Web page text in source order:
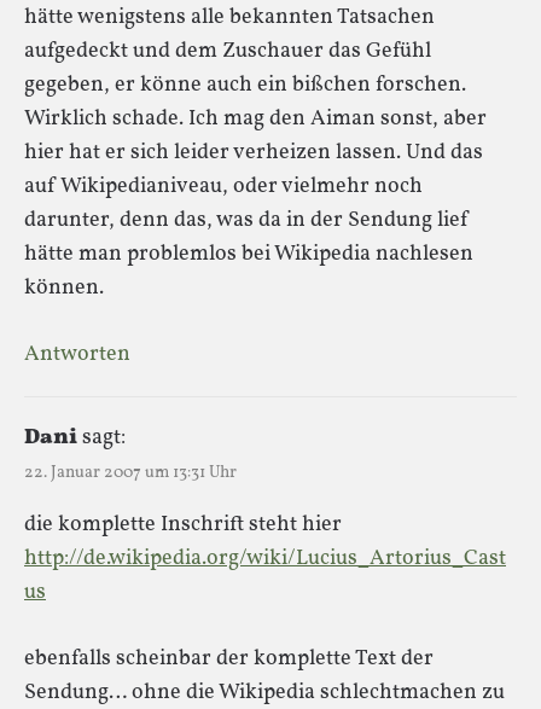
hätte wenigstens alle bekannten Tatsachen
aufgedeckt und dem Zuschauer das Gefühl
gegeben, er könne auch ein bißchen forschen.
Wirklich schade. Ich mag den Aiman sonst, aber
hier hat er sich leider verheizen lassen. Und das
auf Wikipedianiveau, oder vielmehr noch
darunter, denn das, was da in der Sendung lief
hätte man problemlos bei Wikipedia nachlesen
können.
Antworten
Danisagt:
22. Januar 2007 um 13:31 Uhr
die komplette Inschrift steht hier
http://de.wikipedia.org/wiki/Lucius_Artorius_Cast
us
ebenfalls scheinbar der komplette Text der
Sendung… ohne die Wikipedia schlechtmachen zu